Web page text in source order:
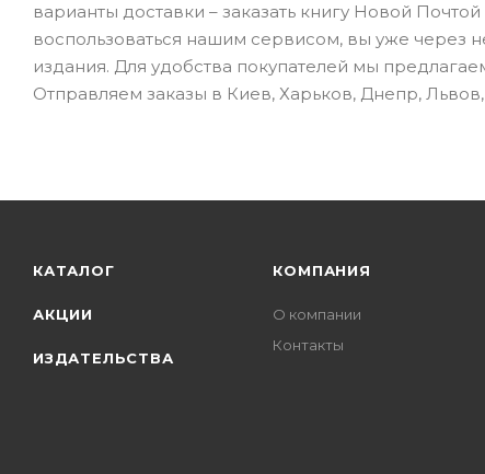
варианты доставки – заказать книгу Новой
воспользоваться нашим сервисом, вы уже через
издания. Для удобства покупателей мы
Отправляем заказы в Киев, Харьков, Днепр,
КАТАЛОГ
АКЦИИ
ИЗДАТЕЛЬСТВА
КОМПАНИЯ
О компании
Контакты